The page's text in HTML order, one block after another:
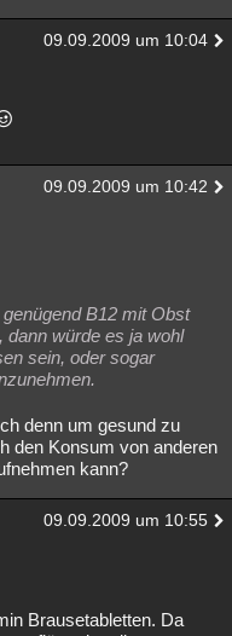
09.09.2009 um 10:04
09.09.2009 um 10:42
B12 mit Obst
dann würde es ja wohl
sein, oder sogar
denn um gesund zu
den Konsum von anderen
kann?
09.09.2009 um 10:55
Brausetabletten. Da